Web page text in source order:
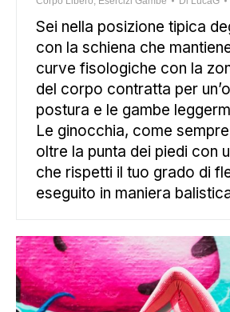
Sei nella posizione tipica
con la schiena che
curve fisologiche con la
del corpo contratta per
postura e le gambe
Le ginocchia, come
oltre la punta dei piedi con
che rispetti il tuo grado di
eseguito in maniera